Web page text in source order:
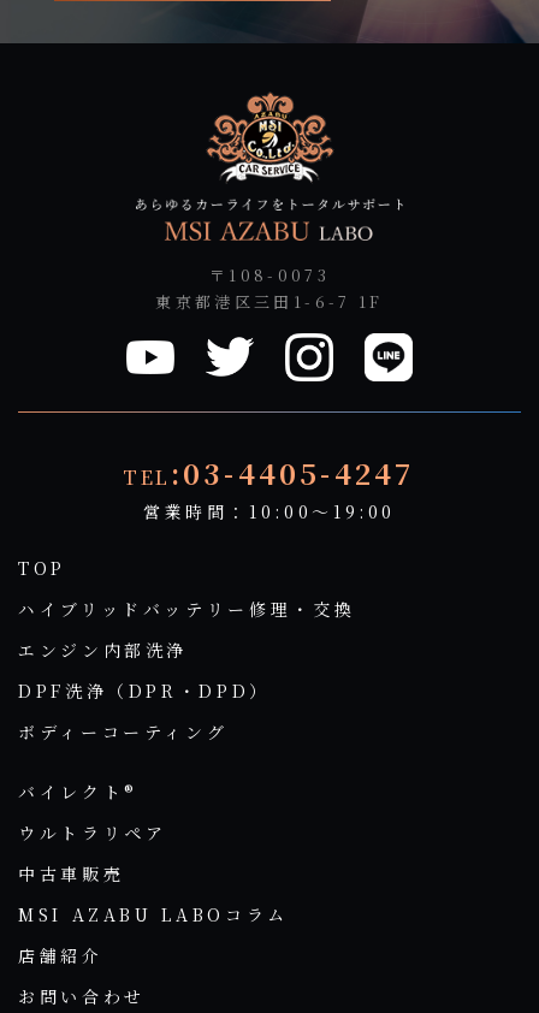
〒108-0073
東京都港区三田1-6-7 1F
TEL :03-4405-4247
営業時間：10:00～19:00
TOP
ハイブリッドバッテリー修理・交換
エンジン内部洗浄
DPF洗浄（DPR・DPD）
ボディーコーティング
バイレクト®
ウルトラリペア
中古車販売
MSI AZABU LABOコラム
店舗紹介
お問い合わせ